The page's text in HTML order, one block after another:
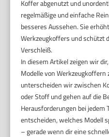
Koffer abgenutzt und
regelmäßige und einfache
besseres Aussehen. Sie
Werkzeugkoffers und schützt
Verschleiß.
In diesem Artikel zeigen wir
Modelle von Werkzeugkoffern
unterscheiden wir zwischen
oder Stoff und gehen auf die
Herausforderungen bei jedem
entscheiden, welches Modell
– gerade wenn dir eine